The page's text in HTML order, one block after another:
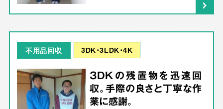
不用品回収 3DK･3LDK･4K
3DKの残置物を迅速回
収。手際の良さと丁寧な作
業に感謝。